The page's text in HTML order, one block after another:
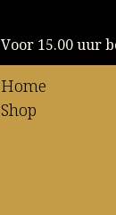
Voor 15.00 uur
Home
Shop